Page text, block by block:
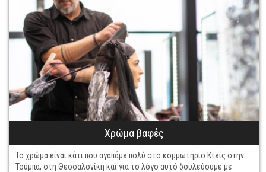
Χρώμα βαφές
Το χρώμα είναι κάτι που αγαπάμε πολύ στο κομμωτήριο Κτείς στην
Τούμπα, στη Θεσσαλονίκη και για το λόγο αυτό δουλεύουμε με